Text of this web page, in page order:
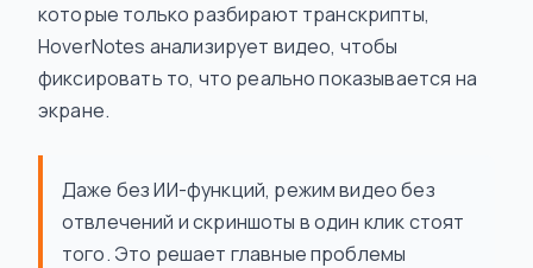
которые только разбирают транскрипты,
HoverNotes анализирует видео, чтобы
фиксировать то, что реально показывается на
экране.
Даже без ИИ-функций, режим видео без
отвлечений и скриншоты в один клик стоят
того. Это решает главные проблемы